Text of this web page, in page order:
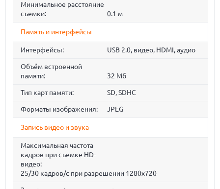
Минимальное расстояние
съемки:
0.1 м
Память и интерфейсы
Интерфейсы: USB 2.0, видео, HDMI, аудио
Объём встроенной
памяти:
32 Мб
Тип карт памяти: SD, SDHC
Форматы изображения: JPEG
Запись видео и звука
Максимальная частота
кадров при съемке HD-
видео:
25/30 кадров/с при разрешении 1280x720